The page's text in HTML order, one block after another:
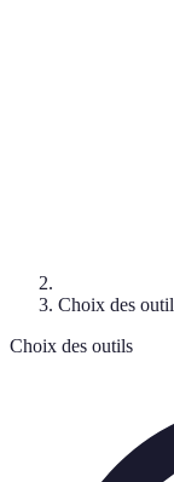
Choix des
Choix des outils